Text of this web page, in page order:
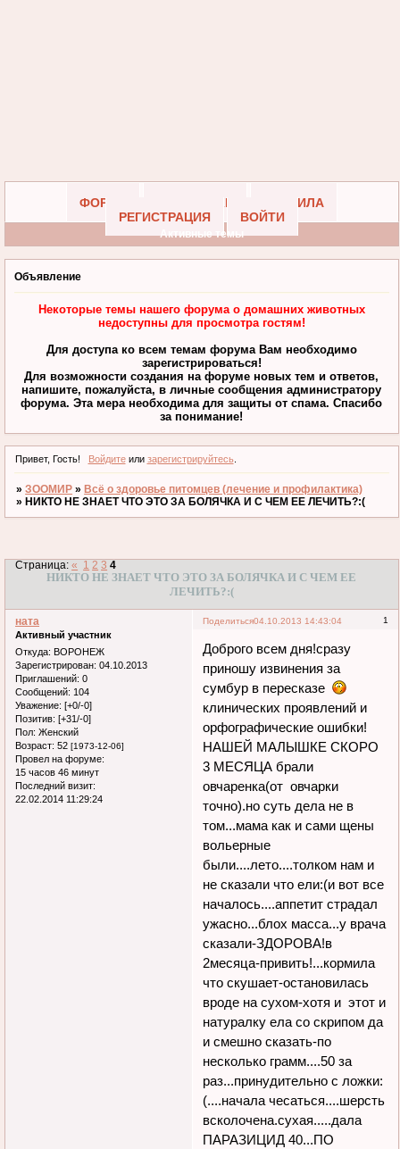
ФОРУМ УЧАСТНИКИ
ПРАВИЛА
РЕГИСТРАЦИЯ
ВОЙТИ
Активные темы
Объявление
Некоторые темы нашего форума о домашних животных
недоступны для просмотра гостям!
Для доступа ко всем темам форума Вам необходимо
зарегистрироваться!
Для возможности создания на форуме новых тем и ответов,
напишите, пожалуйста, в личные сообщения администратору
форума. Эта мера необходима для защиты от спама. Спасибо
за понимание!
Привет, Гость! Войдитеили зарегистрируйтесь.
»ЗООМИР » Всё о здоровье питомцев (лечение и профилактика)
» НИКТО НЕ ЗНАЕТ ЧТО ЭТО ЗА БОЛЯЧКА И С ЧЕМ ЕЕ ЛЕЧИТЬ?:(
НИКТО НЕ ЗНАЕТ ЧТО ЭТО ЗА БОЛЯЧКА И С ЧЕМ ЕЕ
ЛЕЧИТЬ?:(
Страница:« 1 2 3 4
Поделиться 1
04.10.2013 14:43:04
ната
Активный участник
Откуда: ВОРОНЕЖ
Зарегистрирован: 04.10.2013
Приглашений: 0
Сообщений: 104
Уважение: [+0/-0]
Позитив: [+31/-0]
Пол: Женский
Возраст: 52 [1973-12-06]
Провел на форуме:
15 часов 46 минут
Последний визит:
22.02.2014 11:29:24
Доброго всем дня!сразу
приношу извинения за
сумбур в пересказе
клинических проявлений и
орфографические ошибки!
НАШЕЙ МАЛЫШКЕ СКОРО
3 МЕСЯЦА брали
овчаренка(от овчарки
точно).но суть дела не в
том...мама как и сами щены
вольерные
были....лето....толком нам и
не сказали что ели:(и вот все
началось....аппетит страдал
ужасно...блох масса...у врача
сказали-ЗДОРОВА!в
2месяца-привить!...кормила
что скушает-остановилась
вроде на сухом-хотя и этот и
натуралку ела со скрипом да
и смешно сказать-по
несколько грамм....50 за
раз...принудительно с ложки:
(....начала чесаться....шерсть
всколочена.сухая.....дала
ПАРАЗИЦИД 40...ПО